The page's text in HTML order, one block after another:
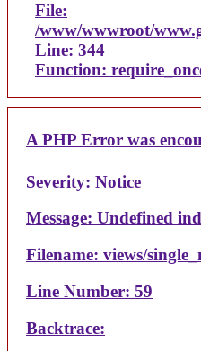
File:
/www/wwwroot/
Line: 344
Function:
A PHP Error was
Severity: Notice
Message: Undefined
Filename: views/
Line Number: 59
Backtrace: